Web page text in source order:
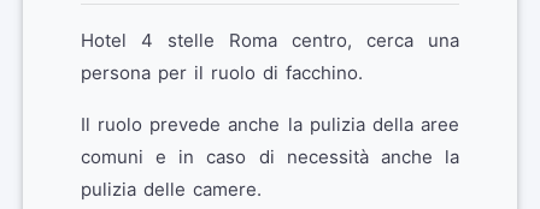
Hotel 4 stelle Roma centro, cerca una
persona per il ruolo di facchino.
Il ruolo prevede anche la pulizia della aree
comuni e in caso di necessità anche la
pulizia delle camere.